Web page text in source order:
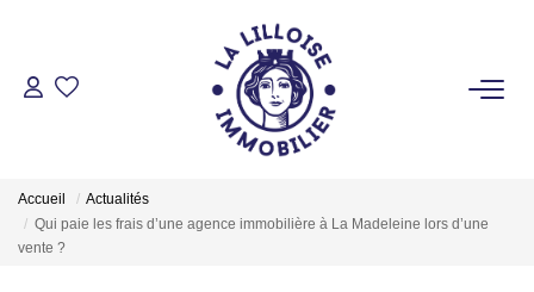
ACHETER
Nos Biens Au Touquet Paris-Plage
Accueil
Actualités
Qui paie les frais d’une agence immobilière à La Madeleine lors d’une
vente ?